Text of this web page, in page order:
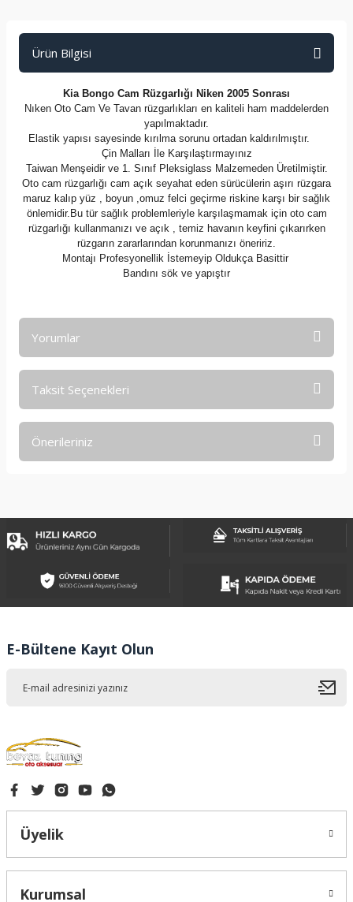
Ürün Bilgisi
Kia Bongo Cam Rüzgarlığı Niken 2005 Sonrası
Nıken Oto Cam Ve Tavan rüzgarlıkları en kaliteli ham maddelerden
yapılmaktadır.
Elastik yapısı sayesinde kırılma sorunu ortadan kaldırılmıştır.
Çin Malları İle Karşılaştırmayınız
Taiwan Menşeidir ve 1. Sınıf Pleksiglass Malzemeden Üretilmiştir.
Oto cam rüzgarlığı cam açık seyahat eden sürücülerin aşırı rüzgara
maruz kalıp yüz , boyun ,omuz felci geçirme riskine karşı bir sağlık
önlemidir.Bu tür sağlık problemleriyle karşılaşmamak için oto cam
rüzgarlığı kullanmanızı ve açık , temiz havanın keyfini çıkarırken
rüzgarın zararlarından korunmanızı öneririz.
Montajı Profesyonellik İstemeyip Oldukça Basittir
Bandını sök ve yapıştır
Yorumlar
Taksit Seçenekleri
Önerileriniz
Görüş ve önerileriniz için teşekkür ederiz.
Ürün açıklamasında eksik bilgiler bulunuyor.
Ürün bilgilerinde hatalar bulunuyor.
Bu ürüne benzer farklı alternatifler olmalı.
E-Bültene Kayıt Olun
Üyelik
Kurumsal